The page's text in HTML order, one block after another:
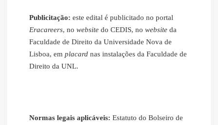
Publicitação: este edital é publicitado no portal
Eracareers, no website do CEDIS, no website da
Faculdade de Direito da Universidade Nova de
Lisboa, em placard nas instalações da Faculdade de
Direito da UNL.
Normas legais aplicáveis: Estatuto do Bolseiro de